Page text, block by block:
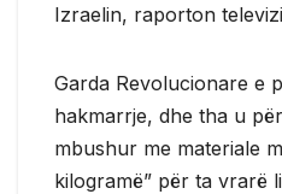
Izraelin, raporton
Garda Revolucionare e
hakmarrje, dhe tha u
mbushur me materiale
kilogramë” për ta vrarë